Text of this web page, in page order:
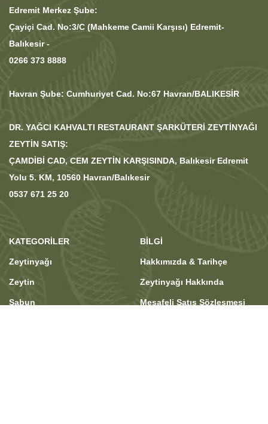
Edremit Merkez Şube:
Çayiçi Cad. No:3/C (Mahkeme Camii Karşısı) Edremit-
Balıkesir -
0266 373 8888
Havran Şube: Cumhuriyet Cad. No:67 Havran/BALIKESİR
DR. YAĞCI KAHVALTI RESTAURANT ŞARKÜTERİ ZEYTİNYAĞI
ZEYTİN SATIŞ:
ÇAMDİBİ CAD, CEM ZEYTİN KARŞISINDA, Balıkesir Edremit
Yolu 5. KM, 10560 Havran/Balıkesir
0537 671 25 20
KATEGORILER
Zeytinyağı
Zeytin
Sabun
BİLGİ
Hakkımızda & Tarihçe
Zeytinyağı Hakkında
Mesafeli Satış Sözleşmesi